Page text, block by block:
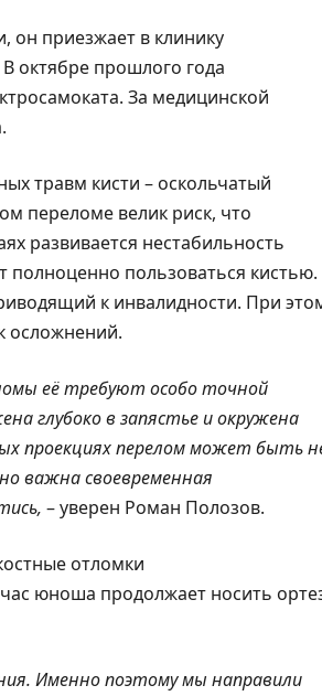
он приезжает в клинику
октябре прошлого года
За медицинской
травм кисти – оскольчатый
переломе велик риск, что
развивается нестабильность
полноценно пользоваться кистью.
к инвалидности. При
осложнений.
её требуют особо точной
глубоко в запястье и окружена
проекциях перелом может быть
важна своевременная
– уверен Роман Полозов.
отломки
юноша продолжает носить
Именно поэтому мы направили